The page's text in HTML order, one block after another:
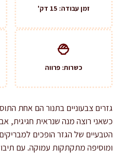
זמן עבודה: 15 דק'
כשרות: פרווה
גזרים צבעוניים בתנור הם אחת
כשאני רוצה מנה שנראית חגיגית,
הטבעיים של הגזר הופכים
ומוסיפה מתקתקות עמוקה. עם